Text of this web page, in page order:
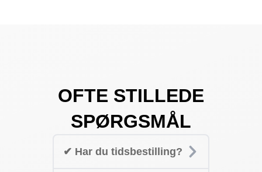
OFTE STILLEDE
SPØRGSMÅL
✔ Har du tidsbestilling?